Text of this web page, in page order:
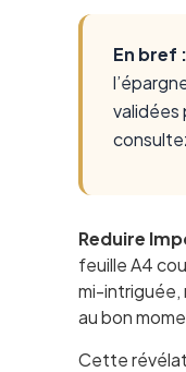
En bref :
validées
Reduire
feuille A4
mi-intriguée,
au bon
Cette